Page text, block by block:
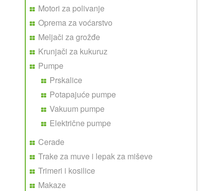
Motori za polivanje
Oprema za voćarstvo
Meljači za grožđe
Krunjači za kukuruz
Pumpe
Prskalice
Potapajuće pumpe
Vakuum pumpe
Električne pumpe
Cerade
Trake za muve i lepak za miševe
Trimeri i kosilice
Makaze